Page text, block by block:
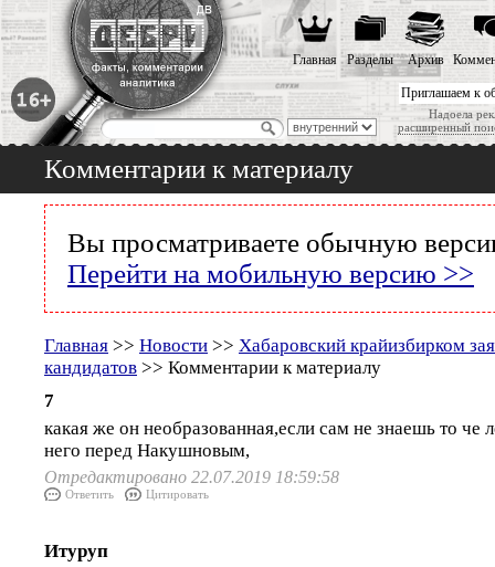
Приглашаем к
Надоела
расширенный
Главная Разделы Архив
Комментарии к материалу
Вы просматриваете обычную
Перейти на мобильную версию >>
Главная >> Новости >> Хабаровский крайизбирком
кандидатов >> Комментарии к материалу
7
какая же он необразованная,если сам не знаешь то че
него перед Накушновым,
Отредактировано 22.07.2019 18:59:58
Ответить Цитировать
Итуруп